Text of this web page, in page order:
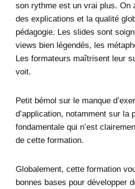
son rythme est un vrai plus. On
des explications et la qualité
pédagogie. Les slides sont
views bien légendés, les
Les formateurs maîtrisent leur
voit.
Petit bémol sur le manque
d’application, notamment sur la
fondamentale qui n’est
de cette formation.
Globalement, cette formation
bonnes bases pour développer